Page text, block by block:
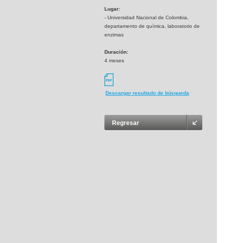
Lugar:
- Universidad Nacional de Colombia,
departamento de química, laboratorio de
enzimas
Duración:
4 meses
Descargar resultado de búsqueda
Regresar